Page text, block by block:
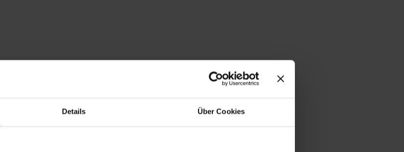
Details Über Cookies